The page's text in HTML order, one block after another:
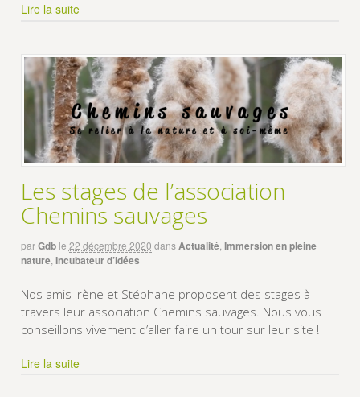
Lire la suite
Les stages de l’association
Chemins sauvages
parGdb le 22 décembre 2020 dansActualité, Immersion en pleine
nature, Incubateur d’idées
Nos amis Irène et Stéphane proposent des stages à
travers leur association Chemins sauvages. Nous vous
conseillons vivement d’aller faire un tour sur leur site !
Lire la suite